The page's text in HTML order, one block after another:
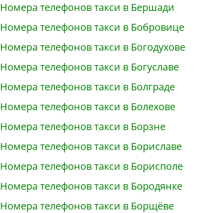
Номера телефонов такси в Бершади
Номера телефонов такси в Бобровице
Номера телефонов такси в Богодухове
Номера телефонов такси в Богуславе
Номера телефонов такси в Болграде
Номера телефонов такси в Болехове
Номера телефонов такси в Борзне
Номера телефонов такси в Бориславе
Номера телефонов такси в Борисполе
Номера телефонов такси в Бородянке
Номера телефонов такси в Борщёве